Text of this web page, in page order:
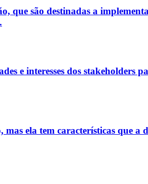
que são destinadas a
e interesses dos
ela tem características que a